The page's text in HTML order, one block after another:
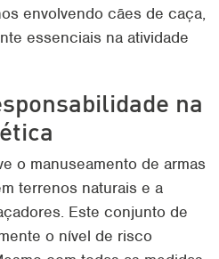
envolvendo cães de caça,
essenciais na atividade
na
o manuseamento de armas
terrenos naturais e a
Este conjunto de
o nível de risco